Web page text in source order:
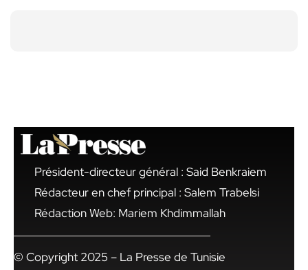
Président-directeur général : Said Benkraiem
Rédacteur en chef principal : Salem Trabelsi
Rédaction Web: Mariem Khdimmallah
© Copyright 2025 – La Presse de Tunisie